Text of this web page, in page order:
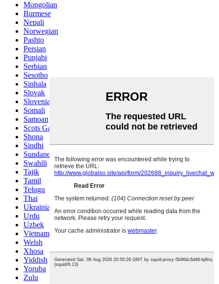
Mongolian
Burmese
Nepali
Norwegian
Pashto
Persian
Punjabi
Serbian
Sesotho
Sinhala
Slovak
Slovenian
Somali
Samoan
Scots Gaelic
Shona
Sindhi
Sundanese
Swahili
Tajik
Tamil
Telugu
Thai
Ukrainian
Urdu
Uzbek
Vietnamese
Welsh
Xhosa
Yiddish
Yoruba
Zulu